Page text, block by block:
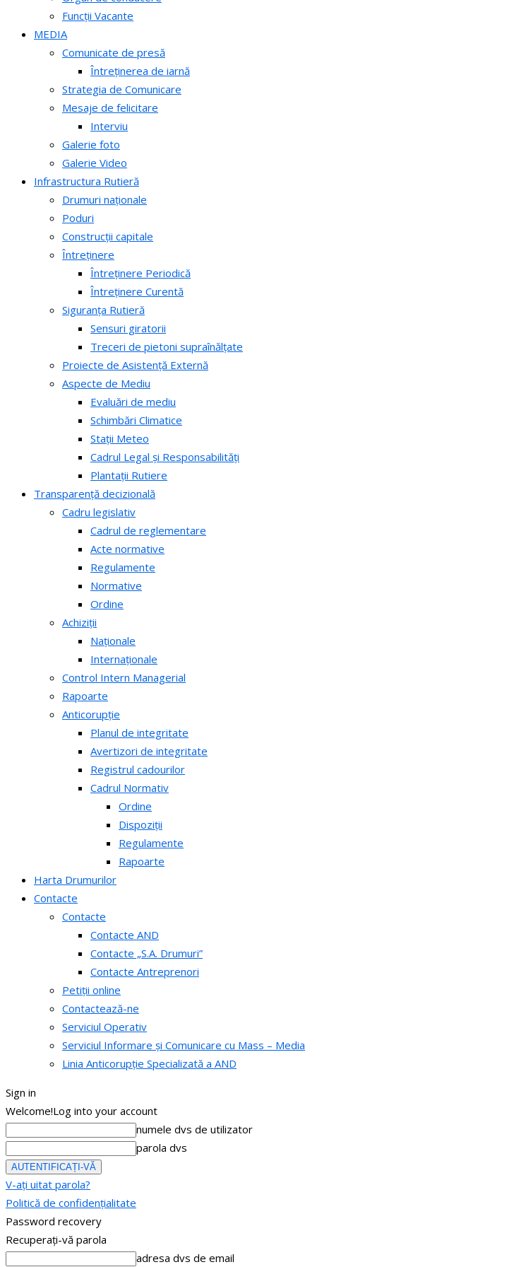
Funcții Vacante
MEDIA
Comunicate de presă
Întreținerea de iarnă
Strategia de Comunicare
Mesaje de felicitare
Interviu
Galerie foto
Galerie Video
Infrastructura Rutieră
Drumuri naționale
Poduri
Construcții capitale
Întreținere
Întreținere Periodică
Întreținere Curentă
Siguranța Rutieră
Sensuri giratorii
Treceri de pietoni supraînălțate
Proiecte de Asistență Externă
Aspecte de Mediu
Evaluări de mediu
Schimbări Climatice
Stații Meteo
Cadrul Legal și Responsabilități
Plantații Rutiere
Transparență decizională
Cadru legislativ
Cadrul de reglementare
Acte normative
Regulamente
Normative
Ordine
Achiziții
Naționale
Internaționale
Control Intern Managerial
Rapoarte
Anticorupție
Planul de integritate
Avertizori de integritate
Registrul cadourilor
Cadrul Normativ
Ordine
Dispoziții
Regulamente
Rapoarte
Harta Drumurilor
Contacte
Contacte
Contacte AND
Contacte „S.A. Drumuri”
Contacte Antreprenori
Petiții online
Contactează-ne
Serviciul Operativ
Serviciul Informare și Comunicare cu Mass – Media
Linia Anticorupție Specializată a AND
Sign in
Welcome!Log into your account
numele dvs de utilizator
parola dvs
V-ați uitat parola?
Politică de confidențialitate
Password recovery
Recuperați-vă parola
adresa dvs de email